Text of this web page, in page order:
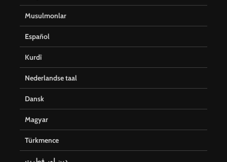
Musulmonlar
Español
Kurdî
Nederlandse taal
Dansk
Magyar
Türkmence